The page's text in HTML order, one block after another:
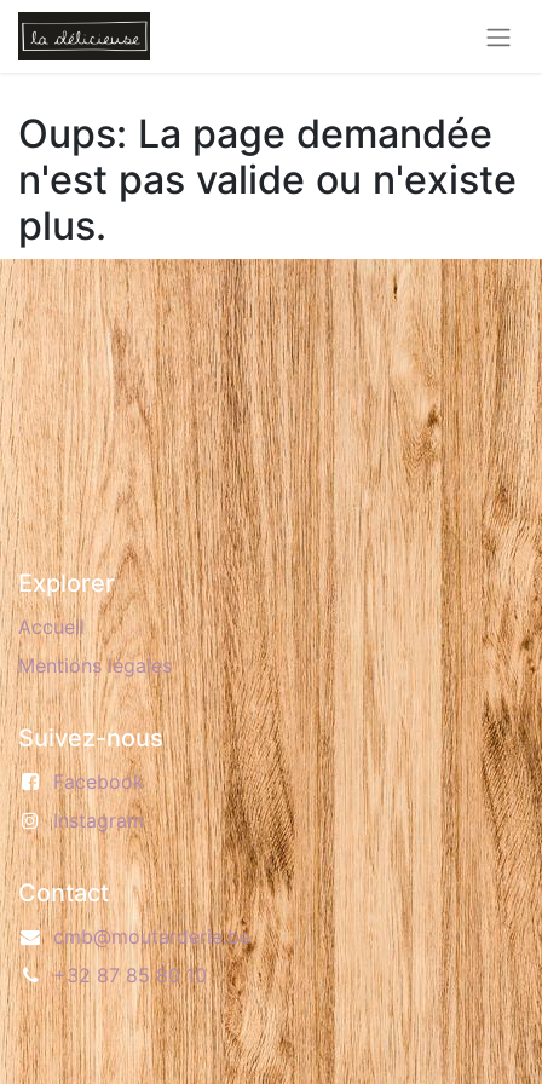
Oups: La page demandée
n'est pas valide ou n'existe
plus.
Explorer
Accueil
Mentions légales
Suivez-nous
Facebook
Instagram
Contact
​cmb@moutarderie.be
+32 87 85 80 10